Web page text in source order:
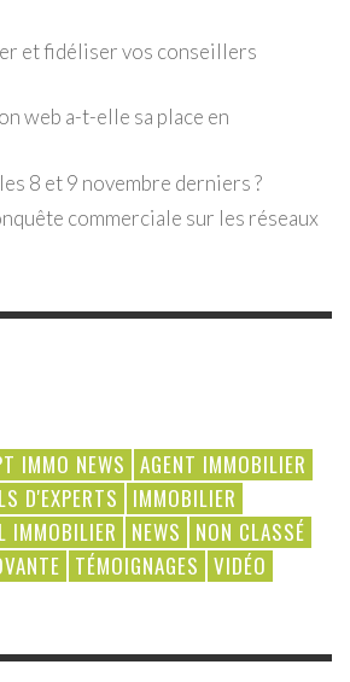
et fidéliser vos conseillers
web a-t-elle sa place en
8 et 9 novembre derniers ?
commerciale sur les réseaux
IMMO NEWS AGENT IMMOBILIER
D'EXPERTS
IMMOBILIER
IMMOBILIER NEWS NON CLASSÉ
TÉMOIGNAGES VIDÉO